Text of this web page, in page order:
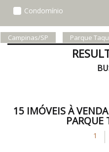
Condomínio
Campinas/SP Parque
15 IMÓVEIS À
PARQUE
1